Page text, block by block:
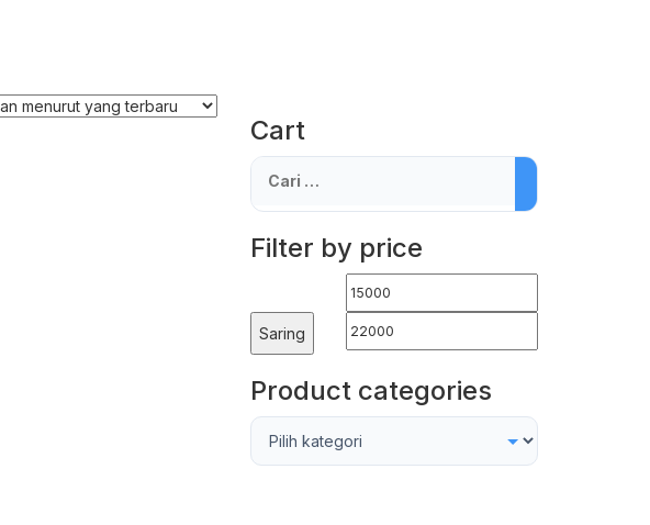
Cart
Cari
untuk:
Filter by price
Harga
Saring
Product categories